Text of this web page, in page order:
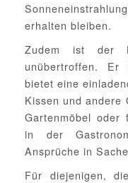
erhalten bleiben.
Zudem ist der
unübertroffen.
bietet eine
Kissen und andere
Gartenmöbel oder
in der
Ansprüche in
Für diejenigen,